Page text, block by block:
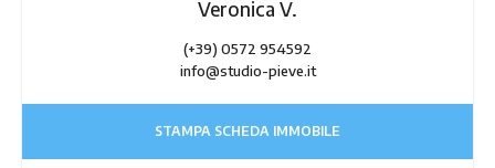
Veronica V.
(+39) 0572 954592
info@studio-pieve.it
STAMPA SCHEDA IMMOBILE